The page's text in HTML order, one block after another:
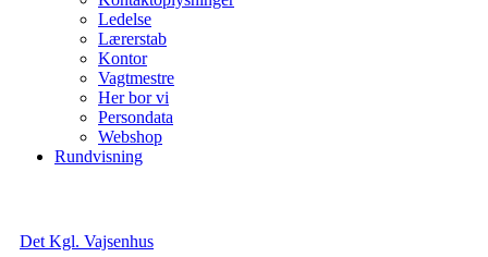
Ledelse
Lærerstab
Kontor
Vagtmestre
Her bor vi
Persondata
Webshop
Rundvisning
Det Kgl. Vajsenhus